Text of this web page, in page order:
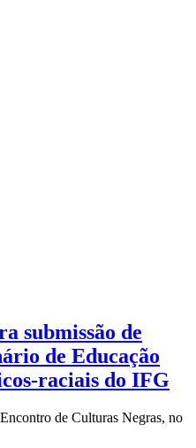
submissão de
de Educação
raciais do IFG
de Culturas Negras, no